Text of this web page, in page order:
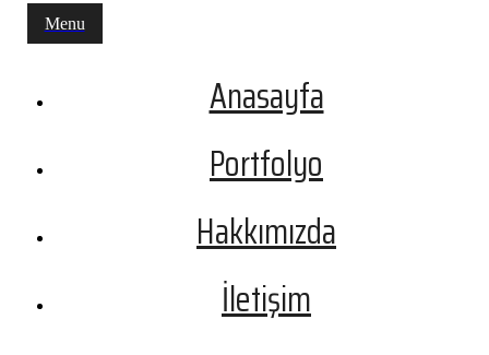
Menu
Anasayfa
Portfolyo
Hakkımızda
İletişim